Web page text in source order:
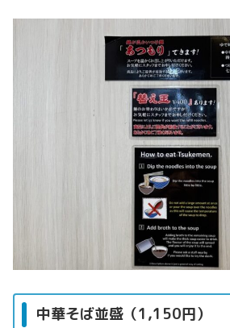
中華そば並盛（1,150円）